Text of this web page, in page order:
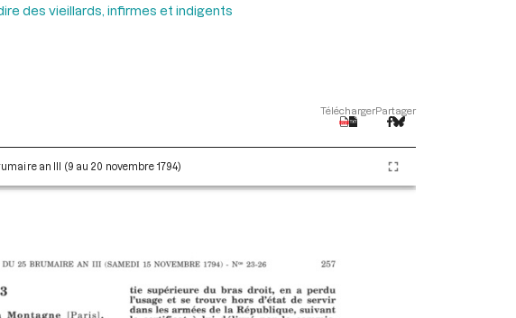
des vieillards, infirmes et indigents
TéléchargerPartager
an III (9 au 20 novembre 1794)